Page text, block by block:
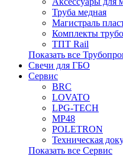
Труба медная
Магистраль
Комплекты
ТПТ Rail
Показать все
Свечи для ГБО
Сервис
BRC
LOVATO
LPG-TECH
MP48
POLETRON
Техническая
Показать все Сервис